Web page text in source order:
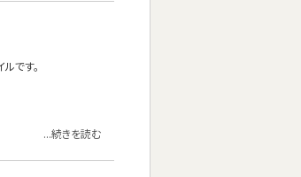
です。
...続きを読む